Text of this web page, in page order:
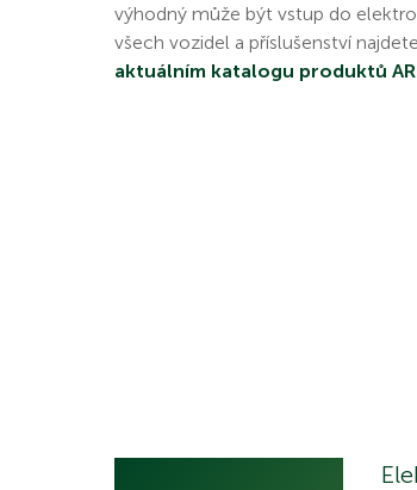
výhodný může být vstup do
všech vozidel a příslušenství
aktuálním katalogu produktů